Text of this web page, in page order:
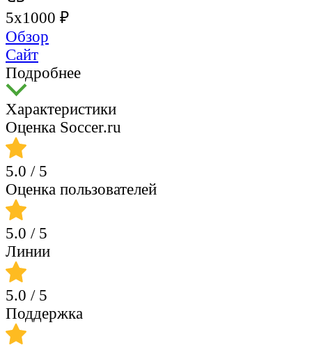
5х1000 ₽
Обзор
Сайт
Подробнее
Характеристики
Оценка Soccer.ru
5.0 / 5
Оценка пользователей
5.0 / 5
Линии
5.0 / 5
Поддержка